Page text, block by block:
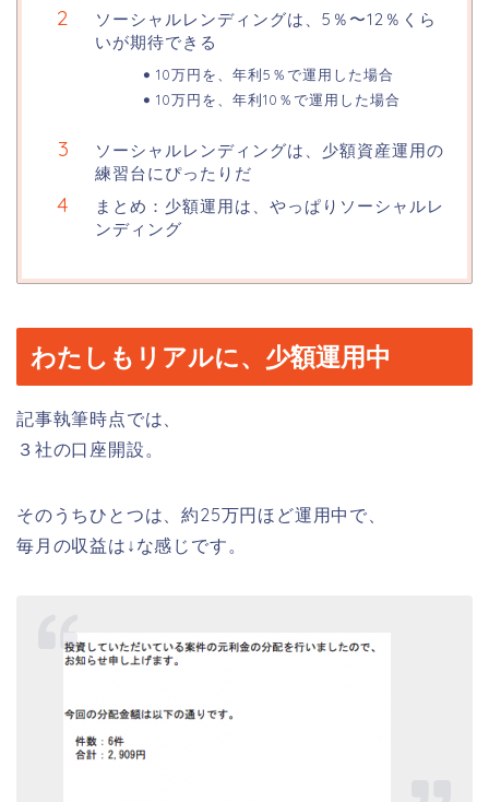
ソーシャルレンディングは、5％〜12％くら
いが期待できる
10万円を、年利5％で運用した場合
10万円を、年利10％で運用した場合
ソーシャルレンディングは、少額資産運用の
練習台にぴったりだ
まとめ：少額運用は、やっぱりソーシャルレ
ンディング
わたしもリアルに、少額運用中
記事執筆時点では、
３社の口座開設。
そのうちひとつは、約25万円ほど運用中で、
毎月の収益は↓な感じです。